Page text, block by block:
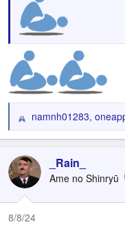
R
e
c
t
i
o
n
namnh01283,
_Rain_
Ame no Shinryū
8/8/24